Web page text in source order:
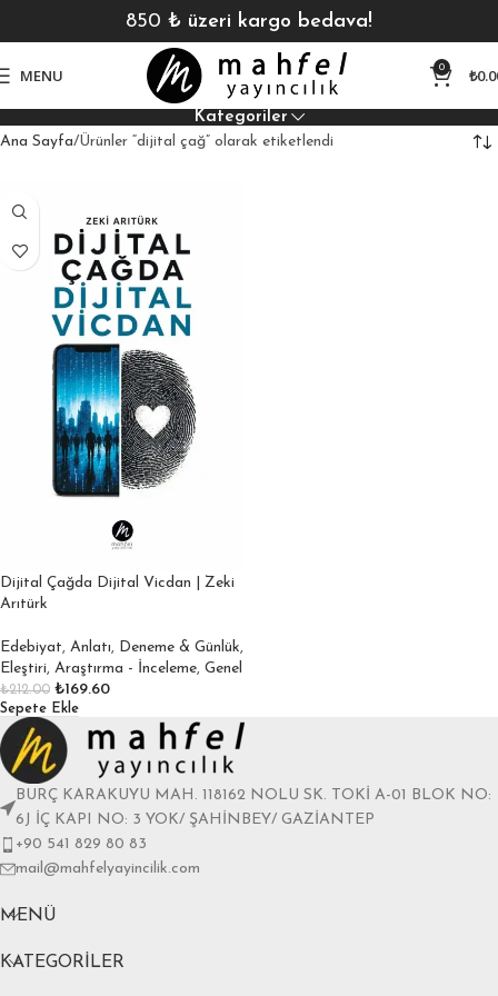
850 ₺ üzeri kargo bedava!
MENU 0 ₺
Kategoriler
Ana Sayfa Ürünler “dijital çağ” olarak etiketlendi
Dijital Çağda Dijital Vicdan | Zeki
Arıtürk
Edebiyat, Anlatı, Deneme & Günlük,
Eleştiri, Araştırma - İnceleme, Genel
₺212.00 ₺169.60
Sepete Ekle
BURÇ KARAKUYU MAH. 118162 NOLU SK. TOKİ A-01 BLOK NO:
6J İÇ KAPI NO: 3 YOK/ ŞAHİNBEY/ GAZİANTEP
+90 541 829 80 83
mail@mahfelyayincilik.com
MENÜ
KATEGORILER